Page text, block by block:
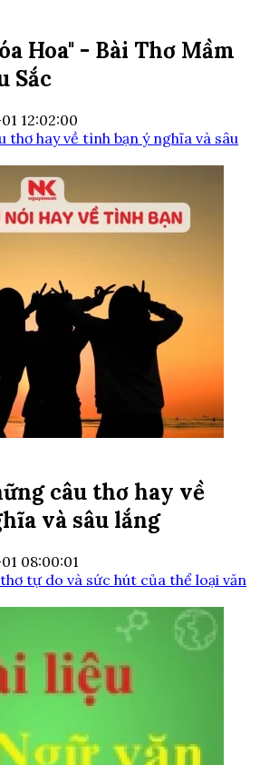
Hoa" - Bài Thơ Mầm
Sắc
12:02:00
thơ hay về tình bạn ý nghĩa và sâu
câu thơ hay về
và sâu lắng
08:00:01
tự do và sức hút của thể loại văn